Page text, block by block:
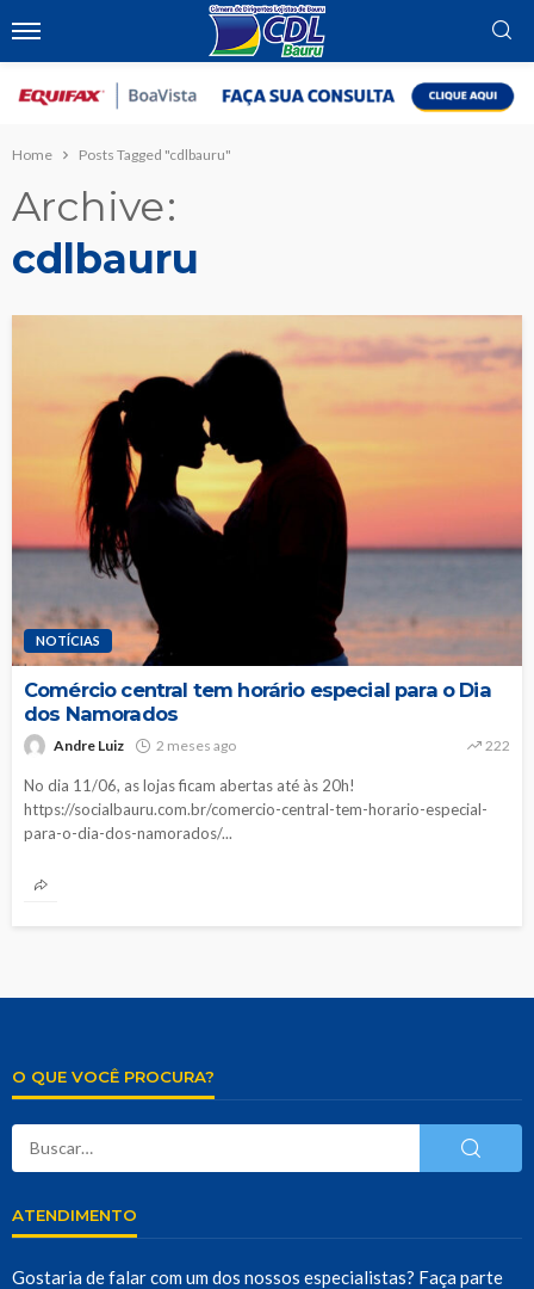
Home Posts Tagged "cdlbauru"
Archive
cdlbauru
NOTÍCIAS
Comércio central tem horário especial para o Dia
dos Namorados
Andre Luiz 2 meses ago 222
No dia 11/06, as lojas ficam abertas até às 20h!
https://socialbauru.com.br/comercio-central-tem-horario-especial-
para-o-dia-dos-namorados/...
O QUE VOCÊ PROCURA?
ATENDIMENTO
Gostaria de falar com um dos nossos especialistas? Faça parte